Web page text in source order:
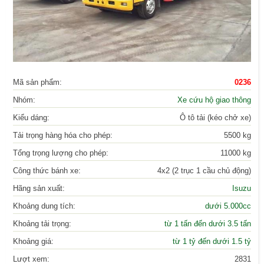
Mã sản phẩm:
0236
Nhóm:
Xe cứu hộ giao thông
Kiểu dáng:
Ô tô tải (kéo chở xe)
Tải trọng hàng hóa cho phép:
5500 kg
Tổng trọng lượng cho phép:
11000 kg
Công thức bánh xe:
4x2 (2 trục 1 cầu chủ động)
Hãng sản xuất:
Isuzu
Khoảng dung tích:
dưới 5.000cc
Khoảng tải trọng:
từ 1 tấn đến dưới 3.5 tấn
Khoảng giá:
từ 1 tỷ đến dưới 1.5 tỷ
Lượt xem:
2831